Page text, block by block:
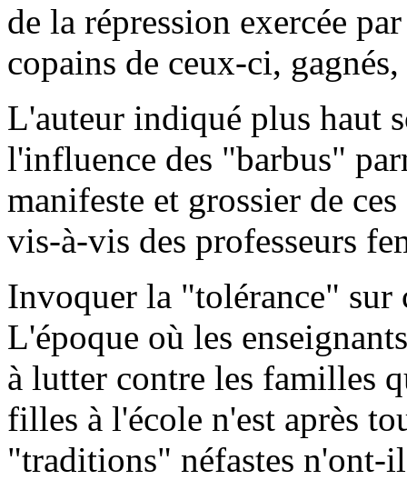
de la répression exercée
copains de ceux-ci,
L'auteur indiqué plus haut
l'influence des "barbus"
manifeste et grossier de
vis-à-vis des professeurs
Invoquer la "tolérance" sur
L'époque où les
à lutter contre les familles
filles à l'école n'est après
"traditions" néfastes n'ont-